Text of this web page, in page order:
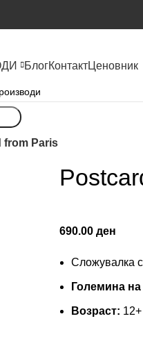
БлогКонтактЦеновник
from Paris
690.00 ден
Сложувалка
Големина на
Возраст: 12+